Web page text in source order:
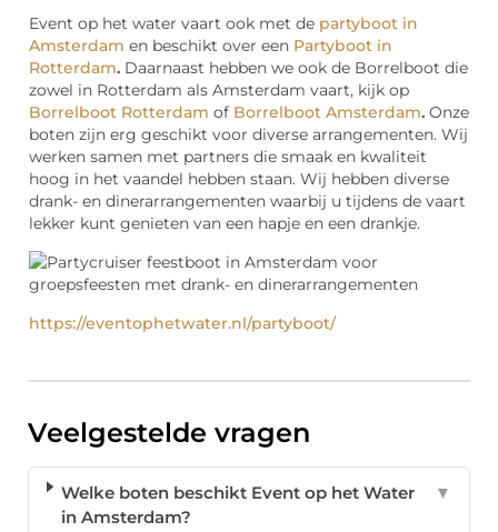
Event op het water vaart ook met de partyboot in
Amsterdam en beschikt over een Partyboot in
Rotterdam. Daarnaast hebben we ook de Borrelboot die
zowel in Rotterdam als Amsterdam vaart, kijk op
Borrelboot Rotterdam of Borrelboot Amsterdam. Onze
boten zijn erg geschikt voor diverse arrangementen. Wij
werken samen met partners die smaak en kwaliteit
hoog in het vaandel hebben staan. Wij hebben diverse
drank- en dinerarrangementen waarbij u tijdens de vaart
lekker kunt genieten van een hapje en een drankje.
https://eventophetwater.nl/partyboot/
Veelgestelde vragen
Welke boten beschikt Event op het Water
in Amsterdam?
▼